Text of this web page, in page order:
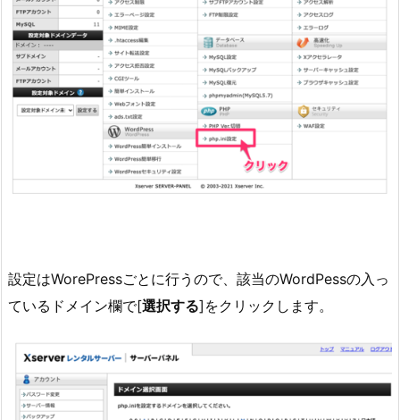
設定はWorePressごとに行うので、該当のWordPessの入っ
ているドメイン欄で[選択する]をクリックします。